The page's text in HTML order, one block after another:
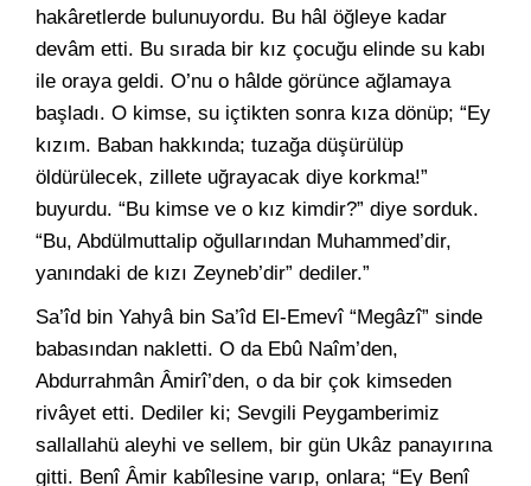
hakâretlerde bulunuyordu. Bu hâl öğleye kadar
devâm etti. Bu sırada bir kız çocuğu elinde su kabı
ile oraya geldi. O’nu o hâlde görünce ağlamaya
başladı. O kimse, su içtikten sonra kıza dönüp; “Ey
kızım. Baban hakkında; tuzağa düşürülüp
öldürülecek, zillete uğrayacak diye korkma!”
buyurdu. “Bu kimse ve o kız kimdir?” diye sorduk.
“Bu, Abdülmuttalip oğullarından Muhammed’dir,
yanındaki de kızı Zeyneb’dir” dediler.”
Sa’îd bin Yahyâ bin Sa’îd El-Emevî “Megâzî” sinde
babasından nakletti. O da Ebû Naîm’den,
Abdurrahmân Âmirî’den, o da bir çok kimseden
rivâyet etti. Dediler ki; Sevgili Peygamberimiz
sallallahü aleyhi ve sellem, bir gün Ukâz panayırına
gitti. Benî Âmir kabîlesine varıp, onlara; “Ey Benî